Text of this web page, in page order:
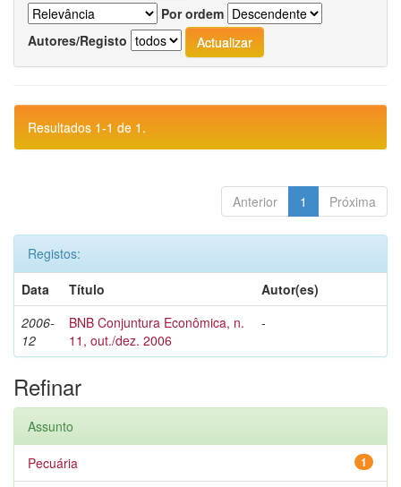
Por ordem
Autores/Registo
Resultados 1-1 de 1.
Anterior 1 Próxima
Registos:
Data
Título
Autor(es)
2006-
12
BNB Conjuntura Econômica, n.
11, out./dez. 2006
-
Refinar
Assunto
1
Pecuária